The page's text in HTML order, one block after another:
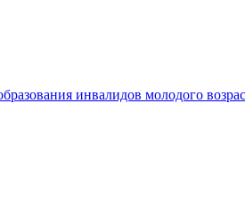
инвалидов молодого